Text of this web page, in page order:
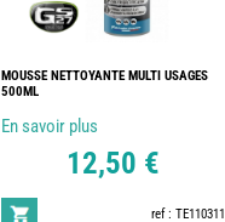
MOUSSE NETTOYANTE MULTI USAGES
500ML
En savoir plus
12,50 €
ref : TE110311